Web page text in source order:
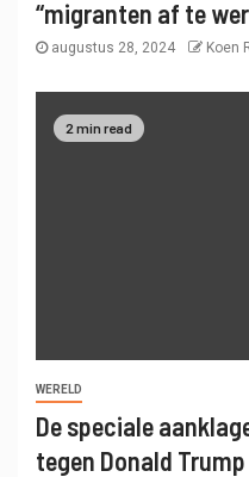
“migranten af ​​te
augustus 28, 2024 Koen
2 min read
WERELD
De speciale
tegen Donald Trump